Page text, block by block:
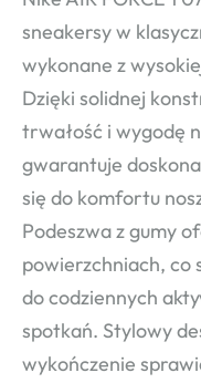
sneakersy w
wykonane z
Dzięki solidnej
trwałość i wygodę
gwarantuje
się do komfortu
Podeszwa z gumy
powierzchniach, co
do codziennych
spotkań. Stylowy
wykończenie